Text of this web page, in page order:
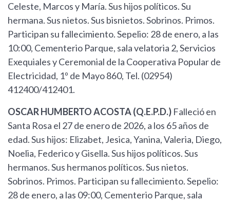
Celeste, Marcos y María. Sus hijos políticos. Su
hermana. Sus nietos. Sus bisnietos. Sobrinos. Primos.
Participan su fallecimiento. Sepelio: 28 de enero, a las
10:00, Cementerio Parque, sala velatoria 2, Servicios
Exequiales y Ceremonial de la Cooperativa Popular de
Electricidad, 1º de Mayo 860, Tel. (02954)
412400/412401.
OSCAR HUMBERTO ACOSTA (Q.E.P.D.) Falleció en
Santa Rosa el 27 de enero de 2026, a los 65 años de
edad. Sus hijos: Elizabet, Jesica, Yanina, Valeria, Diego,
Noelia, Federico y Gisella. Sus hijos políticos. Sus
hermanos. Sus hermanos políticos. Sus nietos.
Sobrinos. Primos. Participan su fallecimiento. Sepelio:
28 de enero, a las 09:00, Cementerio Parque, sala